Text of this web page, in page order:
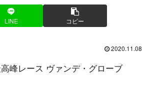
LINE コピー
2020.11.08
峰レース ヴァンデ・グローブ